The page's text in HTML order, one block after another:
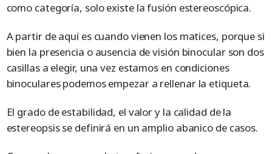
como categoría, solo existe la fusión estereoscópica.
A partir de aquí es cuando vienen los matices, porque si
bien la presencia o ausencia de visión binocular son dos
casillas a elegir, una vez estamos en condiciones
binoculares podemos empezar a rellenar la etiqueta.
El grado de estabilidad, el valor y la calidad de la
estereopsis se definirá en un amplio abanico de casos.